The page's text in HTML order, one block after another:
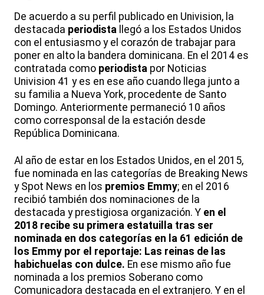
De acuerdo a su perfil publicado en Univision, la
destacada periodista llegó a los Estados Unidos
con el entusiasmo y el corazón de trabajar para
poner en alto la bandera dominicana. En el 2014 es
contratada como periodista por Noticias
Univision 41 y es en ese año cuando llega junto a
su familia a Nueva York, procedente de Santo
Domingo. Anteriormente permaneció 10 años
como corresponsal de la estación desde
República Dominicana.
Al año de estar en los Estados Unidos, en el 2015,
fue nominada en las categorías de Breaking News
y Spot News en los premios Emmy; en el 2016
recibió también dos nominaciones de la
destacada y prestigiosa organización. Y en el
2018 recibe su primera estatuilla tras ser
nominada en dos categorías en la 61 edición de
los Emmy por el reportaje: Las reinas de las
habichuelas con dulce. En ese mismo año fue
nominada a los premios Soberano como
Comunicadora destacada en el extranjero. Y en el